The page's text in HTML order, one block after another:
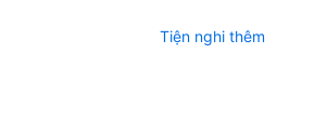
Tiện nghi thêm